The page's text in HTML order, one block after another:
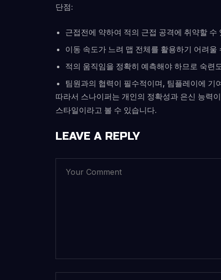
단점:
근접전에 약하여 적의 근접 공격에 취약할 수
이동 속도가 느려 맵 전체를 활용하기 어려울
적의 움직임을 정확히 예측해야 하므로 숙련
팀원과의 협력이 필수적이며, 팀플레이에 기
따라서 스나이퍼는 개인의 정확성과 은신 능력
스타일이라고 볼 수 있습니다.
LEAVE A REPLY